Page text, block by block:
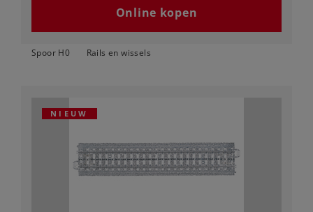
Online kopen
Spoor H0 Rails en wissels
NIEUW